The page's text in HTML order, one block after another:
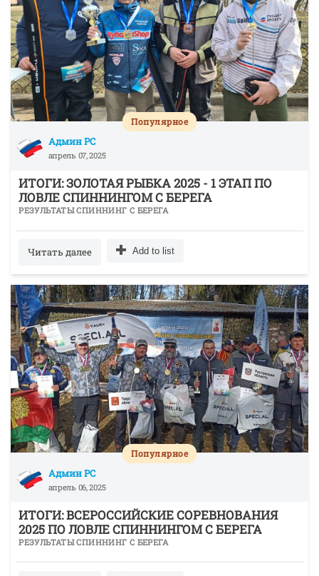
Админ РС
апрель 07, 2025
Популярное
ИТОГИ: ЗОЛОТАЯ РЫБКА 2025 - 1 ЭТАП ПО
ЛОВЛЕ СПИННИНГОМ С БЕРЕГА
РЕЗУЛЬТАТЫ СПИННИНГ С БЕРЕГА
Читать далее Add to list
Админ РС
апрель 06, 2025
Популярное
ИТОГИ: ВСЕРОССИЙСКИЕ СОРЕВНОВАНИЯ
2025 ПО ЛОВЛЕ СПИННИНГОМ С БЕРЕГА
РЕЗУЛЬТАТЫ СПИННИНГ С БЕРЕГА